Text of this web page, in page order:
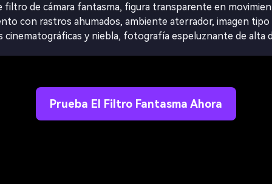
filtro de cámara fantasma, figura transparente en
con rastros ahumados, ambiente aterrador, imagen
cinematográficas y niebla, fotografía espeluznante de alta
Prueba El Filtro Fantasma Ahora